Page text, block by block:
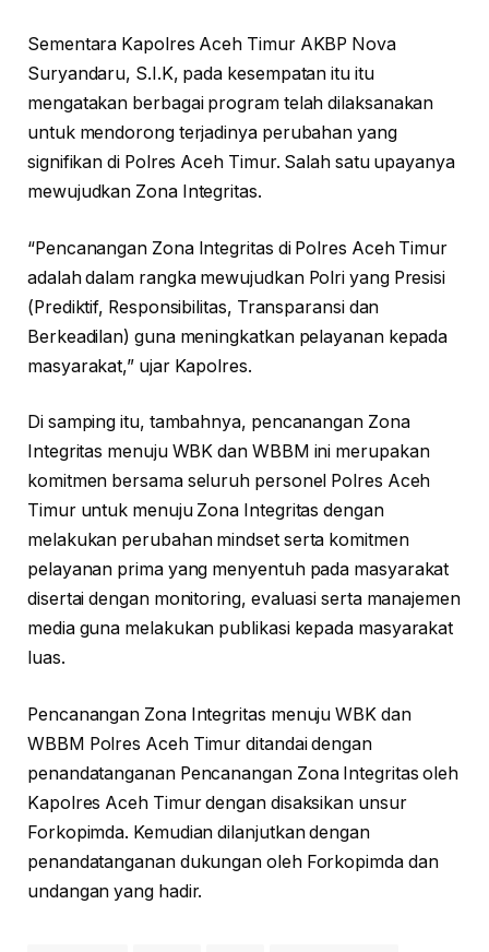
Sementara Kapolres Aceh Timur AKBP Nova
Suryandaru, S.I.K, pada kesempatan itu itu
mengatakan berbagai program telah dilaksanakan
untuk mendorong terjadinya perubahan yang
signifikan di Polres Aceh Timur. Salah satu upayanya
mewujudkan Zona Integritas.
“Pencanangan Zona Integritas di Polres Aceh Timur
adalah dalam rangka mewujudkan Polri yang Presisi
(Prediktif, Responsibilitas, Transparansi dan
Berkeadilan) guna meningkatkan pelayanan kepada
masyarakat,” ujar Kapolres.
Di samping itu, tambahnya, pencanangan Zona
Integritas menuju WBK dan WBBM ini merupakan
komitmen bersama seluruh personel Polres Aceh
Timur untuk menuju Zona Integritas dengan
melakukan perubahan mindset serta komitmen
pelayanan prima yang menyentuh pada masyarakat
disertai dengan monitoring, evaluasi serta manajemen
media guna melakukan publikasi kepada masyarakat
luas.
Pencanangan Zona Integritas menuju WBK dan
WBBM Polres Aceh Timur ditandai dengan
penandatanganan Pencanangan Zona Integritas oleh
Kapolres Aceh Timur dengan disaksikan unsur
Forkopimda. Kemudian dilanjutkan dengan
penandatanganan dukungan oleh Forkopimda dan
undangan yang hadir.